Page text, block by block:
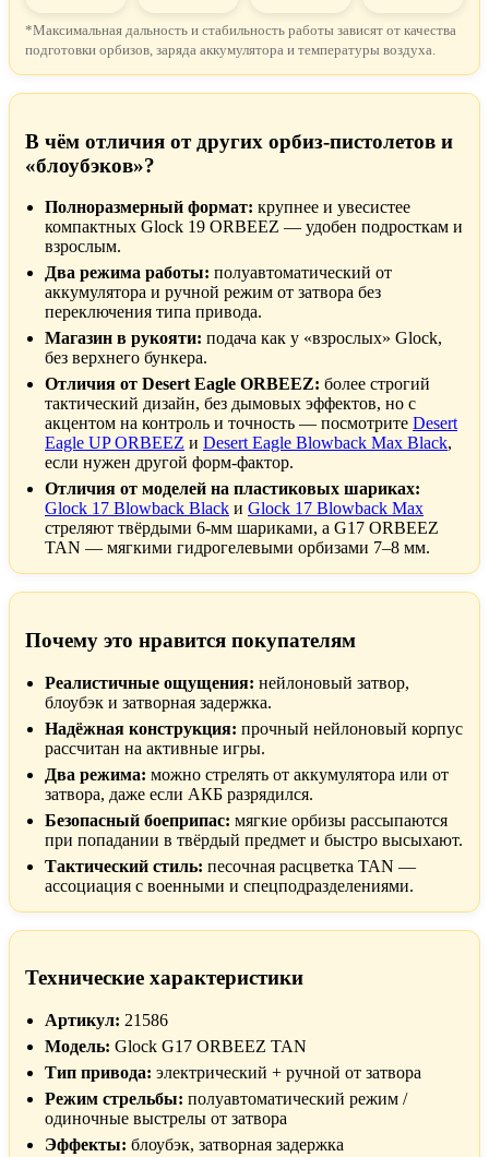
*Максимальная дальность и стабильность работы зависят от качества
подготовки орбизов, заряда аккумулятора и температуры воздуха.
В чём отличия от других орбиз-пистолетов и
«блоубэков»?
Полноразмерный формат: крупнее и увесистее
компактных Glock 19 ORBEEZ — удобен подросткам и
взрослым.
Два режима работы: полуавтоматический от
аккумулятора и ручной режим от затвора без
переключения типа привода.
Магазин в рукояти: подача как у «взрослых» Glock,
без верхнего бункера.
Отличия от Desert Eagle ORBEEZ: более строгий
тактический дизайн, без дымовых эффектов, но с
акцентом на контроль и точность — посмотрите Desert
Eagle UP ORBEEZ и Desert Eagle Blowback Max Black,
если нужен другой форм-фактор.
Отличия от моделей на пластиковых шариках:
Glock 17 Blowback Black и Glock 17 Blowback Max
стреляют твёрдыми 6-мм шариками, а G17 ORBEEZ
TAN — мягкими гидрогелевыми орбизами 7–8 мм.
Почему это нравится покупателям
Реалистичные ощущения: нейлоновый затвор,
блоубэк и затворная задержка.
Надёжная конструкция: прочный нейлоновый корпус
рассчитан на активные игры.
Два режима: можно стрелять от аккумулятора или от
затвора, даже если АКБ разрядился.
Безопасный боеприпас: мягкие орбизы рассыпаются
при попадании в твёрдый предмет и быстро высыхают.
Тактический стиль: песочная расцветка TAN —
ассоциация с военными и спецподразделениями.
Технические характеристики
Артикул: 21586
Модель: Glock G17 ORBEEZ TAN
Тип привода: электрический + ручной от затвора
Режим стрельбы: полуавтоматический режим /
одиночные выстрелы от затвора
Эффекты: блоубэк, затворная задержка